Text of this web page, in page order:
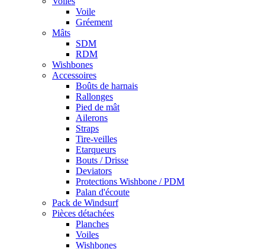
Voile
Gréement
Mâts
SDM
RDM
Wishbones
Accessoires
Boûts de harnais
Rallonges
Pied de mât
Ailerons
Straps
Tire-veilles
Etarqueurs
Bouts / Drisse
Deviators
Protections Wishbone / PDM
Palan d'écoute
Pack de Windsurf
Pièces détachées
Planches
Voiles
Wishbones